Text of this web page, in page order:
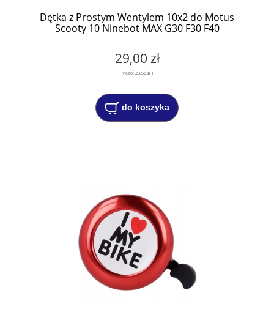
Dętka z Prostym Wentylem 10x2 do Motus
Scooty 10 Ninebot MAX G30 F30 F40
29,00 zł
(netto: 23,58 zł)
do koszyka